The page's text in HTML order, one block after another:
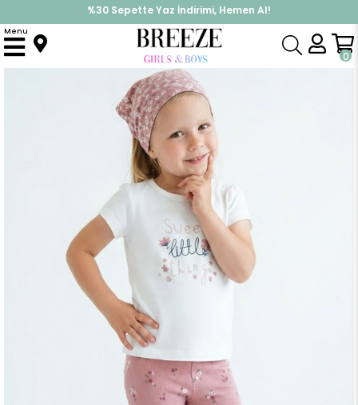
%30 Sepette Yaz İndirimi, Hemen Al!
İndirimlere ek %10 İndirimi Kap, Hemen Üye Ol!
0
Menu
Anasayfa Takımlar Tayt Takımı Kız Çocuk Kısa Kollu Taytlı Takım Çiçek Desenli Ekru (1.5-5 Yaş)